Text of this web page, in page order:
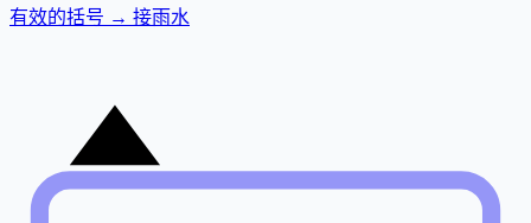
有效的括号 → 接雨水